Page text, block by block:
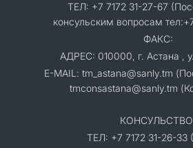
ТЕЛ: +7 7172 31-27-67
консульским вопросам
ФАКС:
АДРЕС: 010000, г. Астана ,
E-MAIL: tm_astana@sanly.tm
tmconsastana@sanly.tm
ТЕЛ: +7 7172 31-26-33